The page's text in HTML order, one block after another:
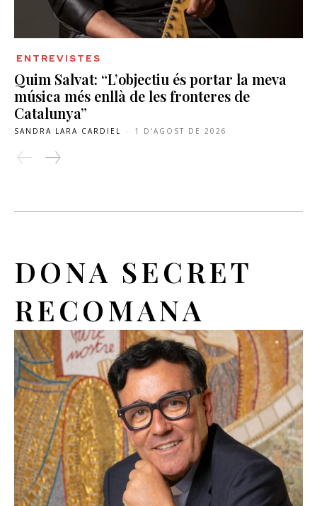
ENTREVISTES
Quim Salvat: “L’objectiu és portar la meva
música més enllà de les fronteres de
Catalunya”
SANDRA LARA CARDIEL - 1 D'AGOST DE 2026
DONA SECRET
RECOMANA